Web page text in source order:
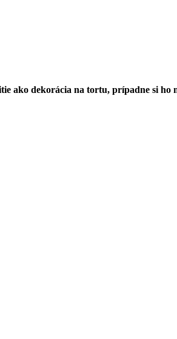
ako dekorácia na tortu, prípadne si